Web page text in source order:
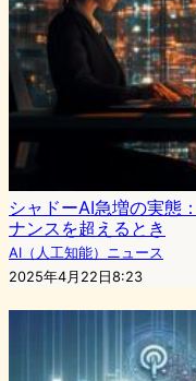
シャドーAI急増の実態
ナンスを超えるとき
AI（人工知能）ニュース
2025年4月22日8:23